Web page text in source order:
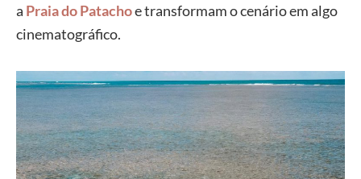
a Praia do Patachoe transformam o cenário em algo
cinematográfico.